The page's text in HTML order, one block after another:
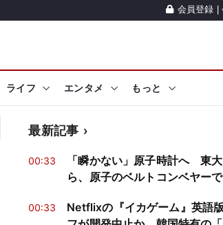
会員登録
ライフ エンタメ もっと
最新記事
00:33
「瞬かない」原子時計へ 東
ら、原子のベルトコンベヤー
00:33
Netflixの『イカゲーム』英語